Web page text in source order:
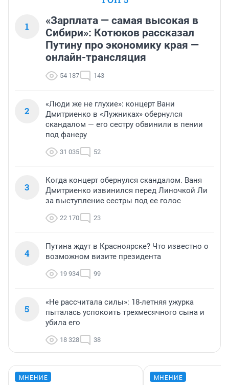
1
«Зарплата — самая высокая в
Сибири»: Котюков рассказал
Путину про экономику края —
онлайн-трансляция
54 187 143
2
«Люди же не глухие»: концерт Вани
Дмитриенко в «Лужниках» обернулся
скандалом — его сестру обвинили в пении
под фанеру
31 035 52
3
Когда концерт обернулся скандалом. Ваня
Дмитриенко извинился перед Линочкой Ли
за выступление сестры под ее голос
22 170 23
4
Путина ждут в Красноярске? Что известно о
возможном визите президента
19 934 99
5
«Не рассчитала силы»: 18-летняя ужурка
пыталась успокоить трехмесячного сына и
убила его
18 328 38
МНЕНИЕ МНЕНИЕ